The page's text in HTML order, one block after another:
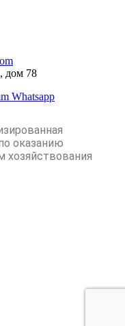
дом 78
Whatsapp
оказанию
хозяйствования